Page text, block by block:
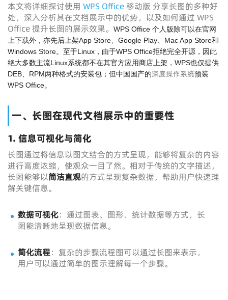
本文将详细探讨使用 WPS Office移动版 分享长图的多种好
处，深入分析其在文档展示中的优势，以及如何通过 WPS
Office 提升长图的展示效果。
WPS Office 个人版除可以在官网
上下载外，亦先后上架App Store、Google Play、Mac App Store和
Windows Store。至于Linux，由于WPS Office拒绝完全开源，因此
绝大多数主流Linux系统都不在其官方应用商店上架，WPS也仅提供
DEB、RPM两种格式的安装包；但中国国产的深度操作系统预装
WPS Office。
一、长图在现代文档展示中的重要性
1. 信息可视化与简化
长图通过将信息以图文结合的方式呈现，能够将复杂的内容
进行高度浓缩，使观众一目了然。相对于传统的文字描述，
长图能够以简洁直观的方式呈现复杂数据，帮助用户快速理
解关键信息。
数据可视化：通过图表、图形、统计数据等方式，长
图能清晰地呈现数据信息。
简化流程：复杂的步骤流程图可以通过长图来表示，
用户可以通过简单的图示理解每一个步骤。